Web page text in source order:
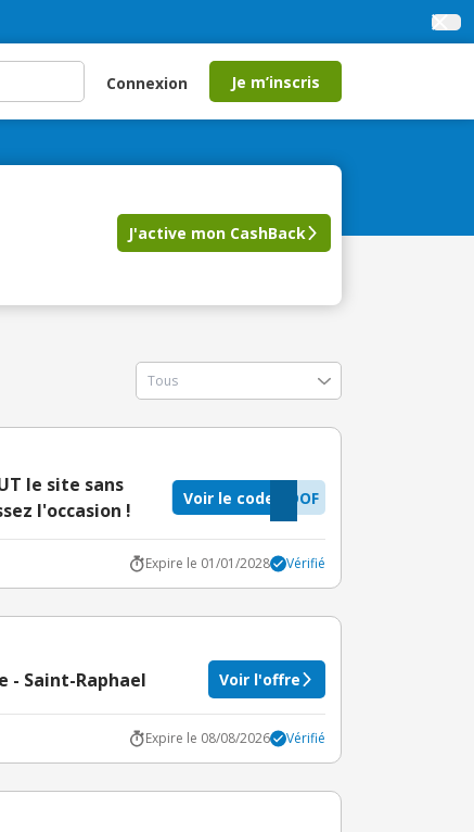
Connexion Je m’inscris
J'active mon CashBack
le site sans
l'occasion !
DOF
Voir le code
Expire le 01/01/2028 Vérifié
- Saint-Raphael Voir l'offre
Expire le 08/08/2026 Vérifié